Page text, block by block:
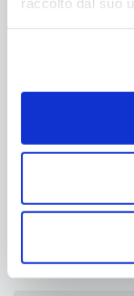
Come mai
*
Accetto